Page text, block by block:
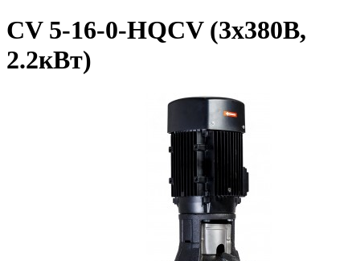
CV 5-16-0-HQCV (3х380В,
2.2кВт)